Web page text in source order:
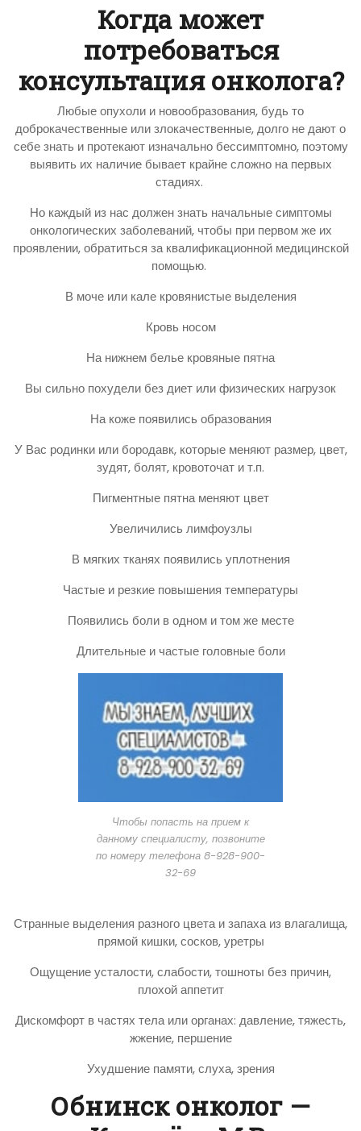
Когда может
потребоваться
консультация онколога?
Любые опухоли и новообразования, будь то
доброкачественные или злокачественные, долго не дают о
себе знать и протекают изначально бессимптомно, поэтому
выявить их наличие бывает крайне сложно на первых
стадиях.
Но каждый из нас должен знать начальные симптомы
онкологических заболеваний, чтобы при первом же их
проявлении, обратиться за квалификационной медицинской
помощью.
В моче или кале кровянистые выделения
Кровь носом
На нижнем белье кровяные пятна
Вы сильно похудели без диет или физических нагрузок
На коже появились образования
У Вас родинки или бородавк, которые меняют размер, цвет,
зудят, болят, кровоточат и т.п.
Пигментные пятна меняют цвет
Увеличились лимфоузлы
В мягких тканях появились уплотнения
Частые и резкие повышения температуры
Появились боли в одном и том же месте
Длительные и частые головные боли
Чтобы попасть на прием к
данному специалисту, позвоните
по номеру телефона 8-928-900-
32-69
Странные выделения разного цвета и запаха из влагалища,
прямой кишки, сосков, уретры
Ощущение усталости, слабости, тошноты без причин,
плохой аппетит
Дискомфорт в частях тела или органах: давление, тяжесть,
жжение, першение
Ухудшение памяти, слуха, зрения
Обнинск онколог —